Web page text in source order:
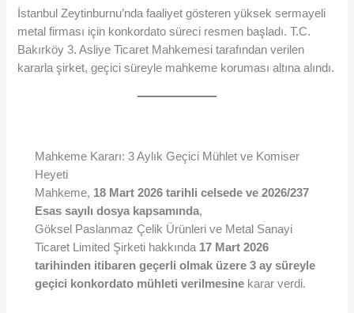
İstanbul Zeytinburnu’nda faaliyet gösteren yüksek sermayeli
metal firması için konkordato süreci resmen başladı. T.C.
Bakırköy 3. Asliye Ticaret Mahkemesi tarafından verilen
kararla şirket, geçici süreyle mahkeme koruması altına alındı.
Mahkeme Kararı: 3 Aylık Geçici Mühlet ve Komiser
Heyeti
Mahkeme, 18 Mart 2026 tarihli celsede ve 2026/237
Esas sayılı dosya kapsamında,
Göksel Paslanmaz Çelik Ürünleri ve Metal Sanayi
Ticaret Limited Şirketi hakkında 17 Mart 2026
tarihinden itibaren geçerli olmak üzere 3 ay süreyle
geçici konkordato mühleti verilmesine karar verdi.